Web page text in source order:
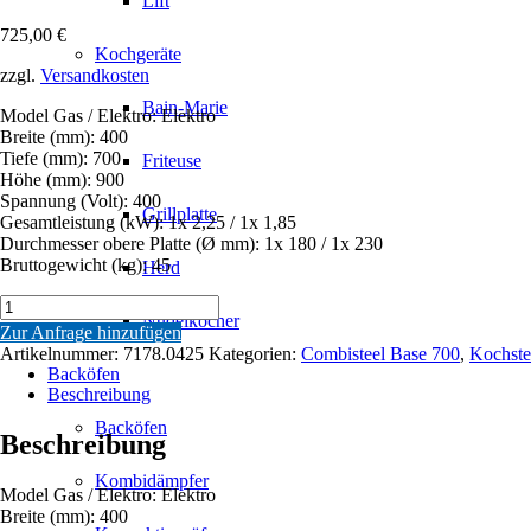
Kochgeräte
Bain-Marie
Friteuse
Grillplatte
Herd
Nudelkocher
Backöfen
Backöfen
Kombidämpfer
725,00 €
zzgl. Versandkosten
Model Gas / Elektro: Elektro
Breite (mm): 400
Tiefe (mm): 700
Höhe (mm): 900
Spannung (Volt): 400
Gesamtleistung (kW): 1x 2,25 / 1x 1,85
Durchmesser obere Platte (Ø mm): 1x 180 / 1x 230
Bruttogewicht (kg): 45
BASE
700
ELEKTROHERD
PLATTEN
Zur Anfrage hinzufügen
Artikelnummer: 7178.0425 Kategorien: Combisteel Base 700,
Beschreibung
Beschreibung
Model Gas / Elektro: Elektro
Breite (mm): 400